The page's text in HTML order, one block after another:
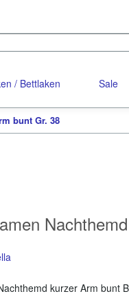
/ Bettlaken Sale
bunt Gr. 38
kurzer Arm bunt